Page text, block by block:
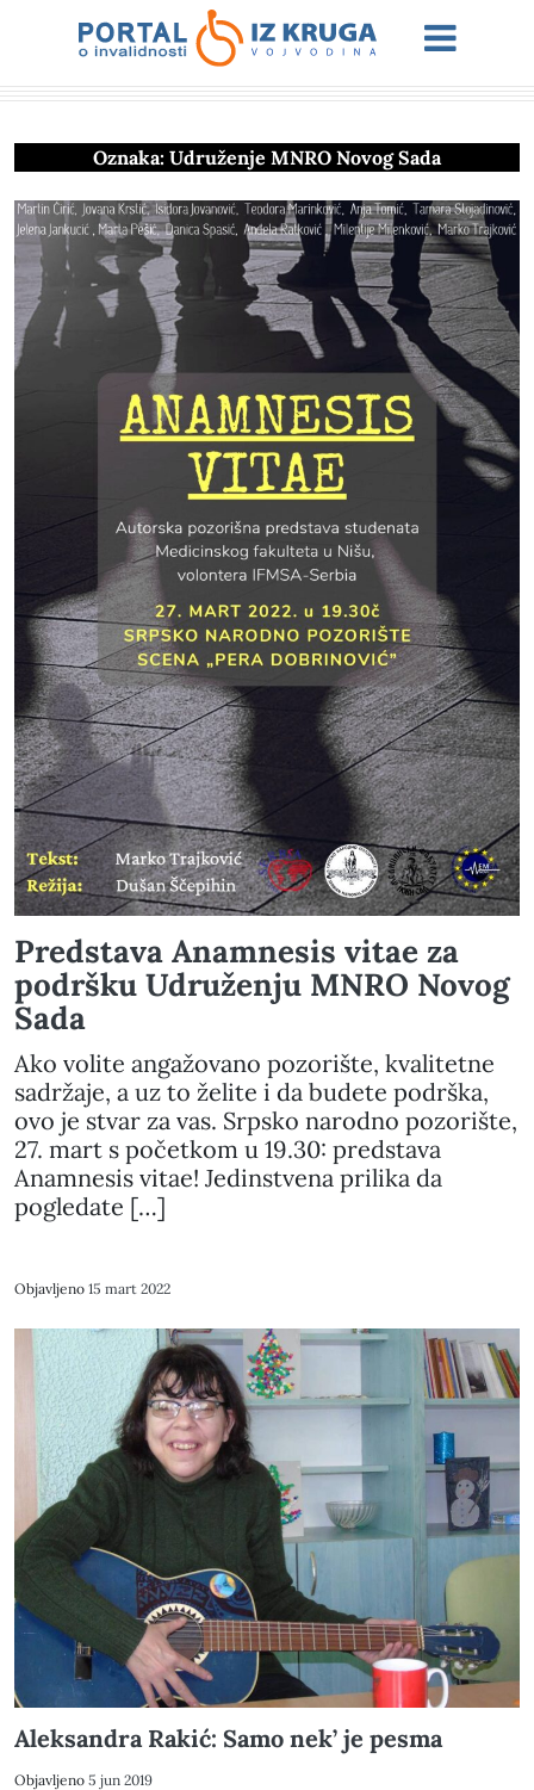
Oznaka: Udruženje MNRO Novog Sada
Predstava Anamnesis vitae za
podršku Udruženju MNRO Novog
Sada
Ako volite angažovano pozorište, kvalitetne
sadržaje, a uz to želite i da budete podrška,
ovo je stvar za vas. Srpsko narodno pozorište,
27. mart s početkom u 19.30: predstava
Anamnesis vitae! Jedinstvena prilika da
pogledate […]
Objavljeno 15 mart 2022
Aleksandra Rakić: Samo nek’ je pesma
Objavljeno 5 jun 2019